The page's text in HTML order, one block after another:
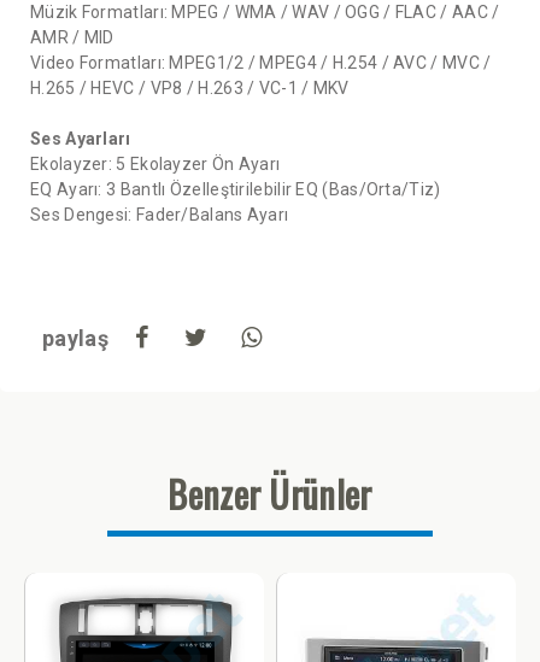
Müzik Formatları: MPEG / WMA / WAV / OGG / FLAC / AAC /
AMR / MID
Video Formatları: MPEG1/2 / MPEG4 / H.254 / AVC / MVC /
H.265 / HEVC / VP8 / H.263 / VC-1 / MKV
Ses Ayarları
Ekolayzer: 5 Ekolayzer Ön Ayarı
EQ Ayarı: 3 Bantlı Özelleştirilebilir EQ (Bas/Orta/Tiz)
Ses Dengesi: Fader/Balans Ayarı
paylaş
Benzer Ürünler